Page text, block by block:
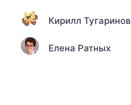
Кирилл Тугаринов
Елена Ратных